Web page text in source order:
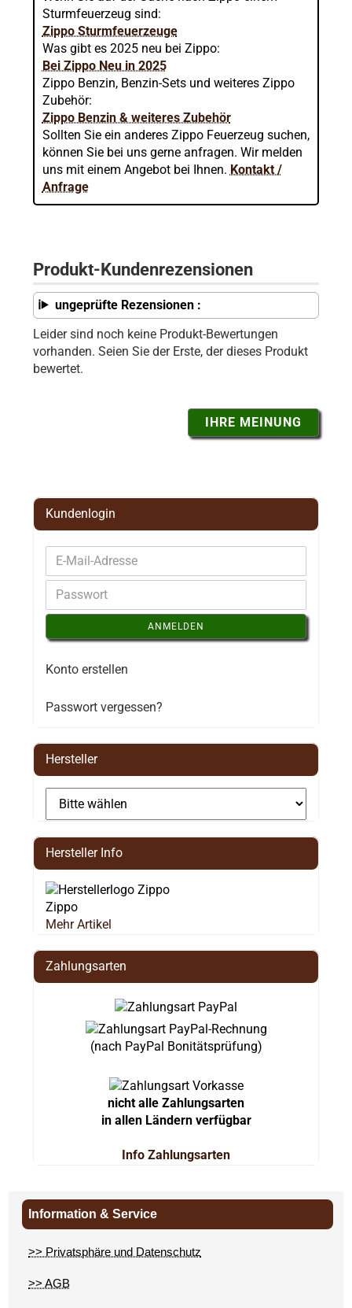
Sturmfeuerzeug sind:
Zippo Sturmfeuerzeuge
Was gibt es 2025 neu bei Zippo:
Bei Zippo Neu in 2025
Zippo Benzin, Benzin-Sets und weiteres Zippo
Zubehör:
Zippo Benzin & weiteres Zubehör
Sollten Sie ein anderes Zippo Feuerzeug suchen,
können Sie bei uns gerne anfragen. Wir melden
uns mit einem Angebot bei Ihnen. Kontakt /
Anfrage
Produkt-Kundenrezensionen
ungeprüfte Rezensionen :
Leider sind noch keine Produkt-Bewertungen
vorhanden. Seien Sie der Erste, der dieses Produkt
bewertet.
IHRE MEINUNG
Kundenlogin
ANMELDEN
Konto erstellen
Passwort vergessen?
Hersteller
Hersteller Info
Zippo
Mehr Artikel
Zahlungsarten
(nach PayPal Bonitätsprüfung)
nicht alle Zahlungsarten
in allen Ländern verfügbar
Info Zahlungsarten
Information & Service
>> Privatsphäre und Datenschutz
>> AGB